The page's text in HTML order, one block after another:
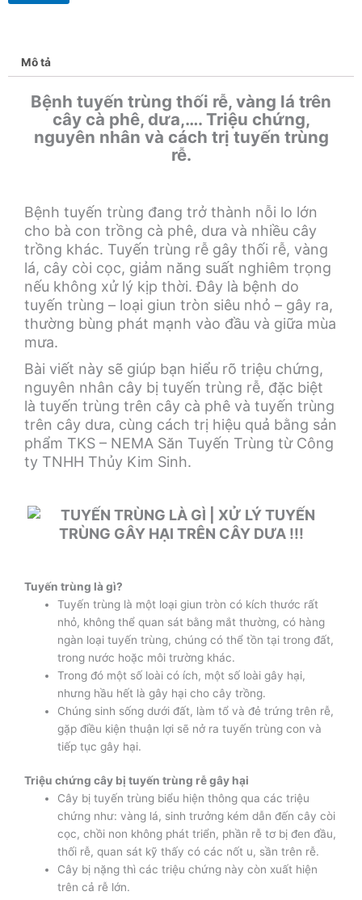
Mô tả
Bệnh tuyến trùng thối rễ, vàng lá trên
cây cà phê, dưa,…. Triệu chứng,
nguyên nhân và cách trị tuyến trùng
rễ.
Bệnh tuyến trùng đang trở thành nỗi lo lớn
cho bà con trồng cà phê, dưa và nhiều cây
trồng khác. Tuyến trùng rễ gây thối rễ, vàng
lá, cây còi cọc, giảm năng suất nghiêm trọng
nếu không xử lý kịp thời. Đây là bệnh do
tuyến trùng – loại giun tròn siêu nhỏ – gây ra,
thường bùng phát mạnh vào đầu và giữa mùa
mưa.
Bài viết này sẽ giúp bạn hiểu rõ triệu chứng,
nguyên nhân cây bị tuyến trùng rễ, đặc biệt
là tuyến trùng trên cây cà phê và tuyến trùng
trên cây dưa, cùng cách trị hiệu quả bằng sản
phẩm TKS – NEMA Săn Tuyến Trùng từ Công
ty TNHH Thủy Kim Sinh.
Tuyến trùng là gì?
Tuyến trùng là một loại giun tròn có kích thước rất
nhỏ, không thể quan sát bằng mắt thường, có hàng
ngàn loại tuyến trùng, chúng có thể tồn tại trong đất,
trong nước hoặc môi trường khác.
Trong đó một số loài có ích, một số loài gây hại,
nhưng hầu hết là gây hại cho cây trồng.
Chúng sinh sống dưới đất, làm tổ và đẻ trứng trên rễ,
gặp điều kiện thuận lợi sẽ nở ra tuyến trùng con và
tiếp tục gây hại.
Triệu chứng cây bị tuyến trùng rễ gây hại
Cây bị tuyến trùng biểu hiện thông qua các triệu
chứng như: vàng lá, sinh trưởng kém dẫn đến cây còi
cọc, chồi non không phát triển, phần rễ tơ bị đen đầu,
thối rễ, quan sát kỹ thấy có các nốt u, sần trên rễ.
Cây bị nặng thì các triệu chứng này còn xuất hiện
trên cả rễ lớn.